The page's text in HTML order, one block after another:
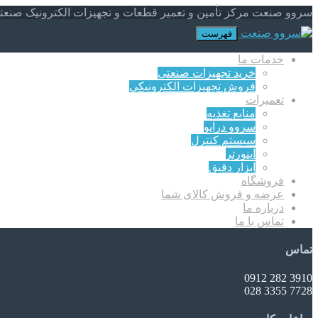
سروو صنعت مرکز تأمین و تعمیر قطعات و تجهیزات الکترونیک
فهرست
خدمات ما
خرید تجهیزات صنعتی
فروش تجهیزات الکترونیکی
تعمیرات
منابع تغذیه
سروو درایو
سیستم کنترل
اینورتر
ابزار دقیق
فروشگاه
عرضه و فروش کالای شما
درباره ما
تماس با ما
تماس
3910 282 0912
7728 3355 028